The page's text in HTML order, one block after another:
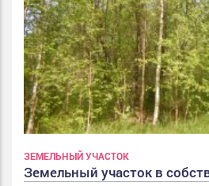
ЗЕМЕЛЬНЫЙ УЧАСТОК
Земельный участок в